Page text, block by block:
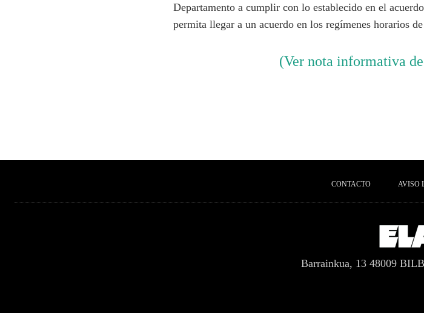
Departamento a cumplir con lo establecido en el
permita llegar a un acuerdo en los regímenes horarios
(Ver nota informativa
CONTACTO AVISO
Barrainkua, 13 48009